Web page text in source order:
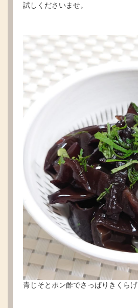
試しくださいませ。
青じそとポン酢でさっぱりきくらげ